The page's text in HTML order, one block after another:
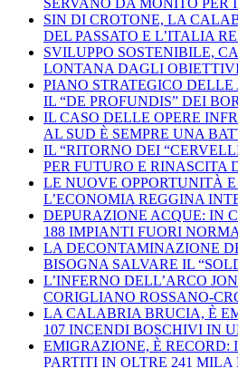
SERVANO DA MONITO PER
SIN DI CROTONE, LA
DEL PASSATO E L’ITALIA
SVILUPPO SOSTENIBILE,
LONTANA DAGLI
PIANO STRATEGICO DELLE
IL “DE PROFUNDIS” DEI
IL CASO DELLE OPERE
AL SUD È SEMPRE UNA
IL “RITORNO DEI
PER FUTURO E RINASCITA
LE NUOVE OPPORTUNITÀ
L’ECONOMIA REGGINA
DEPURAZIONE ACQUE: IN
188 IMPIANTI FUORI
LA DECONTAMINAZIONE
BISOGNA SALVARE IL
L’INFERNO DELL’ARCO
CORIGLIANO ROSSANO-
LA CALABRIA BRUCIA, È
107 INCENDI BOSCHIVI IN
EMIGRAZIONE, È RECORD:
PARTITI IN OLTRE 241